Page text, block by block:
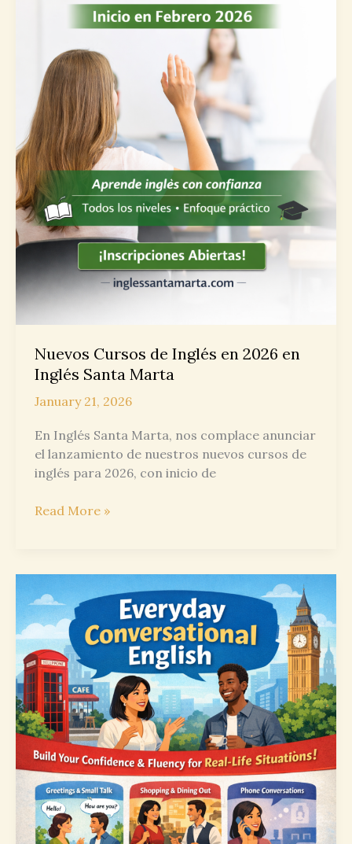
Nuevos Cursos de Inglés en 2026 en
Inglés Santa Marta
January 21, 2026
En Inglés Santa Marta, nos complace anunciar
el lanzamiento de nuestros nuevos cursos de
inglés para 2026, con inicio de
Nuevos
2026
en
Inglés
Santa
Marta
Read More »